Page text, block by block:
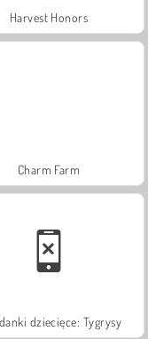
Harvest Honors
Charm Farm
dziecięce: Tygrysy